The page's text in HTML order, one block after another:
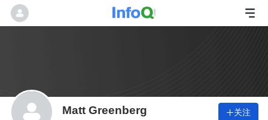
Matt Greenberg 关注